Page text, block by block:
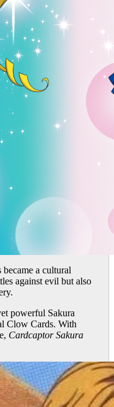
a cultural
against evil but also
powerful Sakura
Clow Cards. With
Cardcaptor Sakura